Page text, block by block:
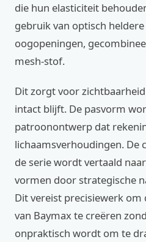
die hun elasticiteit
gebruik van optisch
oogopeningen,
mesh-stof.
Dit zorgt voor
intact blijft. De pasvorm
patroonontwerp dat
lichaamsverhoudingen. De
de serie wordt vertaald
vormen door strategische
Dit vereist precisiewerk
van Baymax te creëren
onpraktisch wordt om te